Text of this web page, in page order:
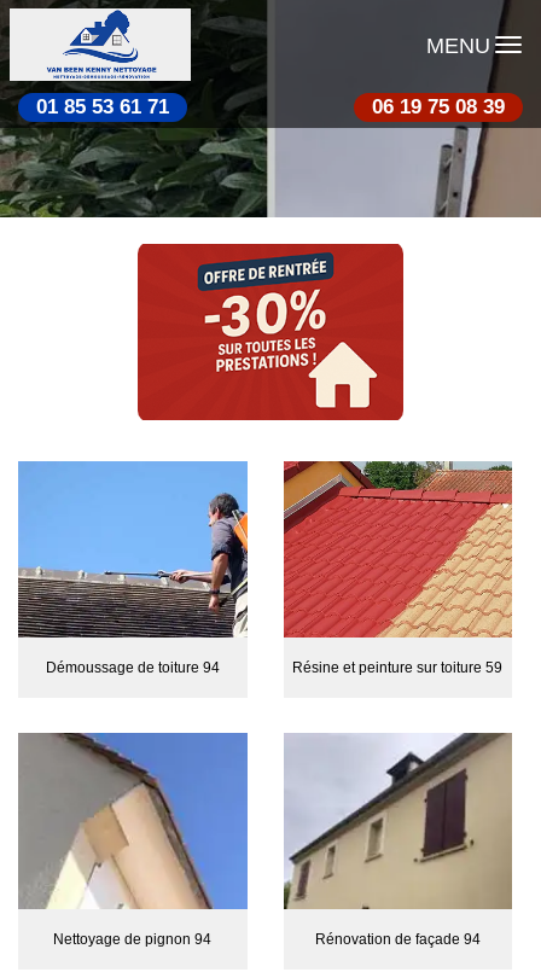
MENU
01 85 53 61 71 06 19 75 08 39
Démoussage de toiture 94 Résine et peinture sur toiture 59
Nettoyage de pignon 94 Rénovation de façade 94